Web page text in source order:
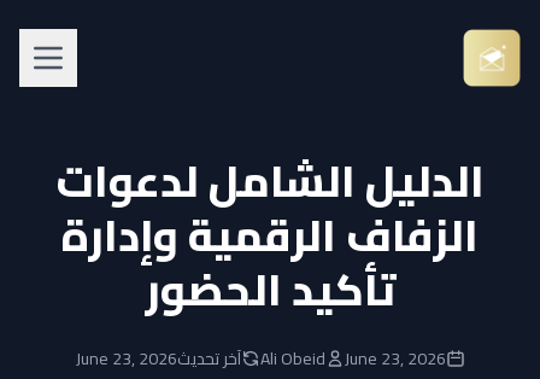
الدليل الشامل لدعوات
الزفاف الرقمية وإدارة
تأكيد الحضور
June 23, 2026
Ali Obeid آخر تحديثJune 23, 2026